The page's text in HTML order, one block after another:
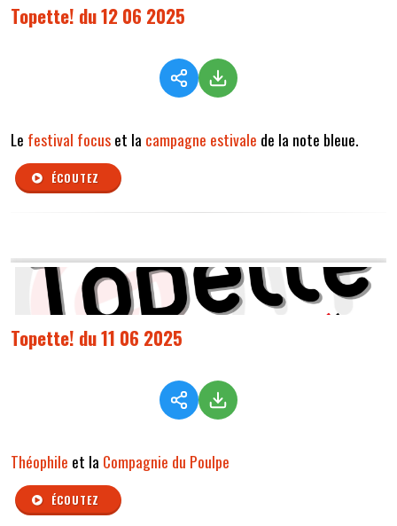
Topette! du 12 06 2025
Le festival focuset la campagne estivale de la note bleue.
ÉCOUTEZ
Topette! du 11 06 2025
Théophile et la Compagnie du Poulpe
ÉCOUTEZ